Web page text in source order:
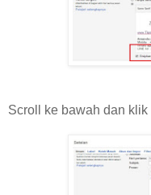
Scroll ke bawah dan klik